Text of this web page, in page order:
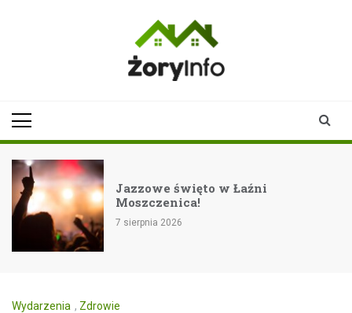
Jazzowe święto w Łaźni
Moszczenica!
7 sierpnia 2026
Wydarzenia , Zdrowie